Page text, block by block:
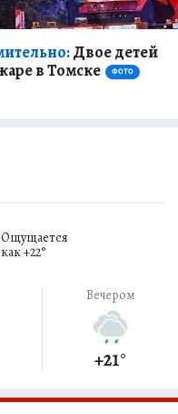
Двое детей
в Томске
ФОТО
Ощущается
как+22°
Вечером
+21°